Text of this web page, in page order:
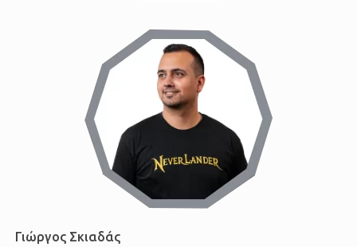
Γιώργος Σκιαδάς